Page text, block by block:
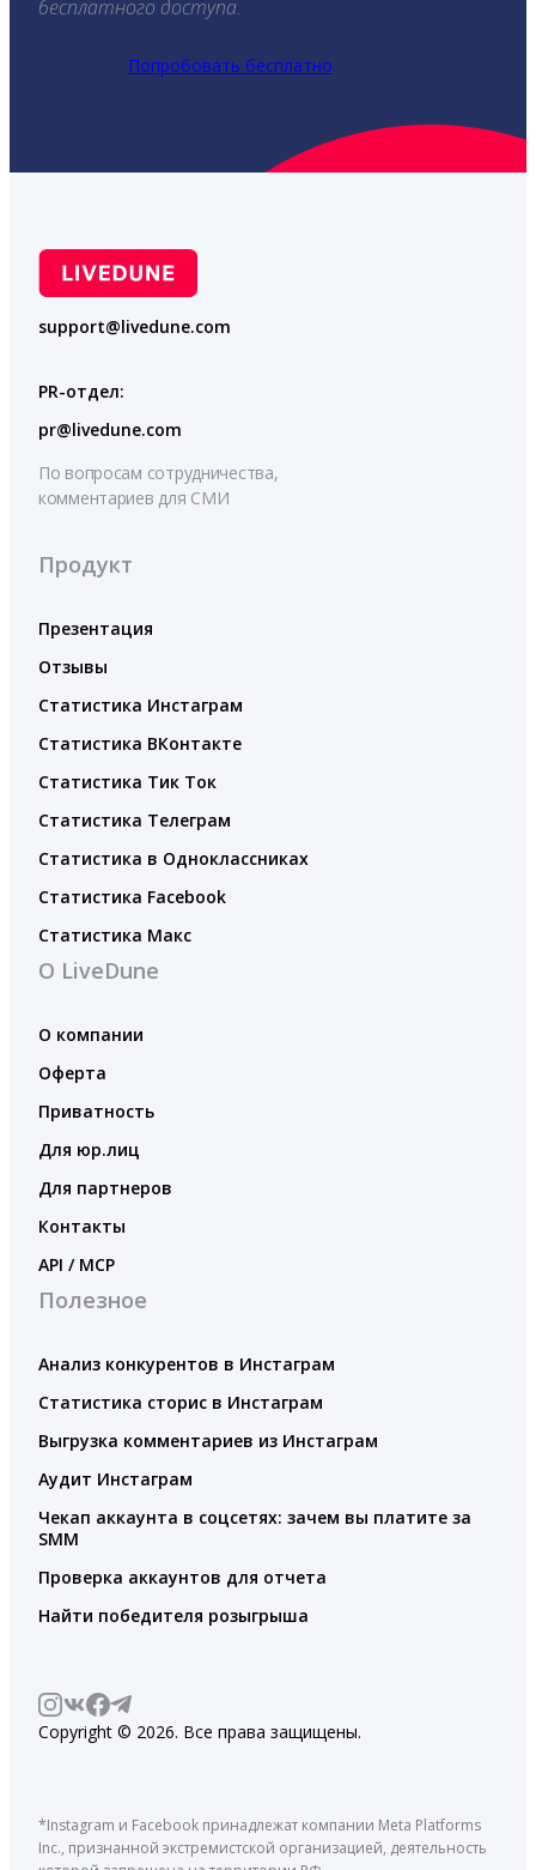
бесплатного доступа.
Попробовать бесплатно
support@livedune.com
PR-отдел:
pr@livedune.com
По вопросам сотрудничества,
комментариев для СМИ
Продукт
Презентация
Отзывы
Статистика Инстаграм
Статистика ВКонтакте
Статистика Тик Ток
Статистика Телеграм
Статистика в Одноклассниках
Статистика Facebook
Статистика Макс
О LiveDune
О компании
Оферта
Приватность
Для юр.лиц
Для партнеров
Контакты
API / MCP
Полезное
Анализ конкурентов в Инстаграм
Статистика сторис в Инстаграм
Выгрузка комментариев из Инстаграм
Аудит Инстаграм
Чекап аккаунта в соцсетях: зачем вы платите за
SMM
Проверка аккаунтов для отчета
Найти победителя розыгрыша
Copyright © 2026. Все права защищены.
*Instagram и Facebook принадлежат компании Meta Platforms
Inc., признанной экстремистской организацией, деятельность